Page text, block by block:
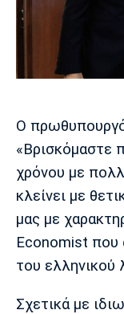
Πολιτισμός
Τραγούδια
Cine Spot
Running
Media
Παρασκήνιο
Πρόγραμμα TV
Ο
«Βρισκόμαστε
χρόνου με
κλείνει με
μας με
Economist που
του ελληνικού
Σχετικά με